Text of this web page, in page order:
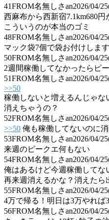
41FROM名無しさan2026/04/
西麻布から西新宿7.1km680円
こういうのが本当のゴミ
48FROM名無しさan2026/04/
マック袋7個で袋お付けしま
50FROM名無しさan2026/04/
2週間稼働してなかったらピ
51FROM名無しさan2026/04/
>>50
稼働しないと増えるんじゃな
消えちゃうの？
52FROM名無しさan2026/04/
>>50 俺も稼働してないのに
53FROM名無しさan2026/04/
来週のピークエ何もない
54FROM名無しさan2026/04/
俺はあるけど今週稼働してな
再来週消えるかな？消えたら
55FROM名無しさan2026/04/
4万で帰る！明日は3万やれば
56FROM名無しさan2026/04/